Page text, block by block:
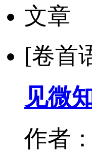
文章
[卷首
见微
作者：